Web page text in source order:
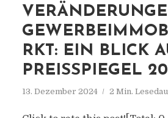
RKT: EIN BLICK
PREISSPIEGEL
13. Dezember 2024 2 Min.